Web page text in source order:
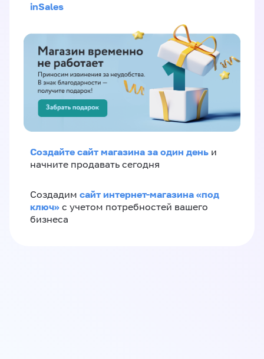
inSales
Создайте сайт магазина за один день и
начните продавать сегодня
Создадим сайт интернет-магазина «под
ключ» с учетом потребностей вашего
бизнеса